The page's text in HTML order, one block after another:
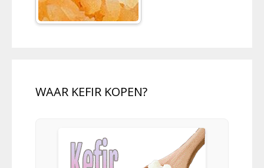
WAAR KEFIR KOPEN?